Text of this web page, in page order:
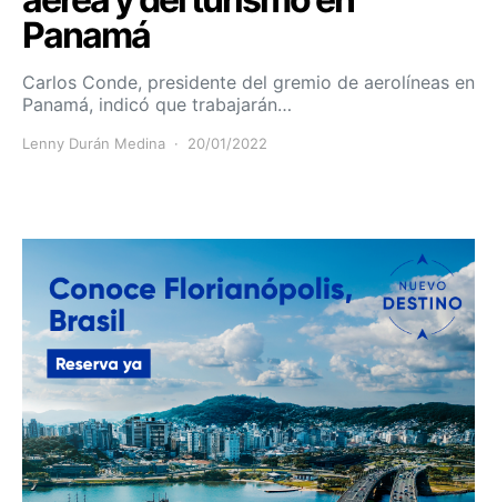
Panamá
Carlos Conde, presidente del gremio de aerolíneas en
Panamá, indicó que trabajarán…
Lenny Durán Medina 20/01/2022